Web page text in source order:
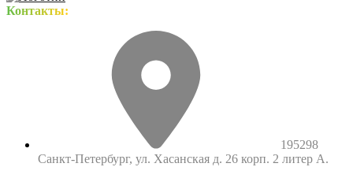
Контакты:
195298
Санкт-Петербург, ул. Хасанская д. 26 корп. 2 литер А.